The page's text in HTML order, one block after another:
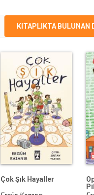
KITAPLIKTA BULUNAN
Çok Şık Hayaller